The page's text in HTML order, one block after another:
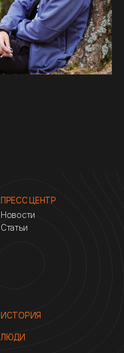
ПРЕСС ЦЕНТР
Новости
Статьи
ИСТОРИЯ
ЛЮДИ